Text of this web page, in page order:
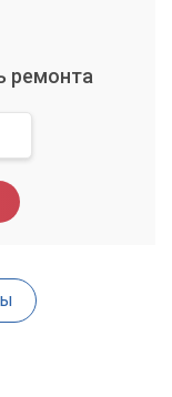
ремонта